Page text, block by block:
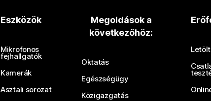
Válaszra van szüksége?
Eszközök
Mikrofonos
fejhallgatók
Kamerák
Asztali sorozat
Megoldások a
következőhöz:
Oktatás
Egészségügy
Közigazgatás